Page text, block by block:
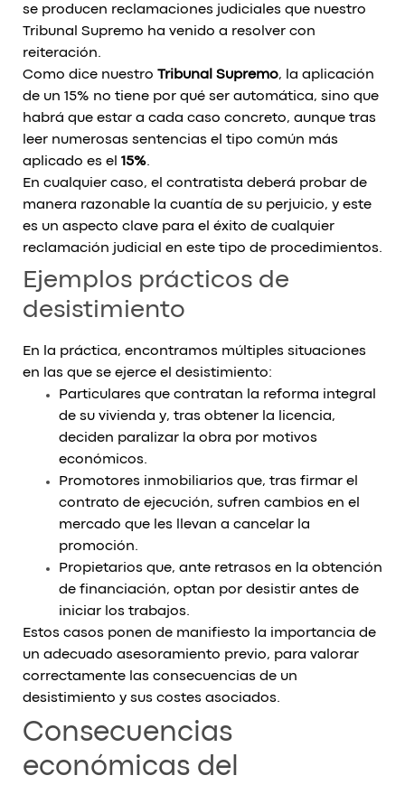
se producen reclamaciones judiciales que nuestro
Tribunal Supremo ha venido a resolver con
reiteración.
Como dice nuestro Tribunal Supremo, la aplicación
de un 15% no tiene por qué ser automática, sino que
habrá que estar a cada caso concreto, aunque tras
leer numerosas sentencias el tipo común más
aplicado es el 15%.
En cualquier caso, el contratista deberá probar de
manera razonable la cuantía de su perjuicio, y este
es un aspecto clave para el éxito de cualquier
reclamación judicial en este tipo de procedimientos.
Ejemplos prácticos de
desistimiento
En la práctica, encontramos múltiples situaciones
en las que se ejerce el desistimiento:
Particulares que contratan la reforma integral
de su vivienda y, tras obtener la licencia,
deciden paralizar la obra por motivos
económicos.
Promotores inmobiliarios que, tras firmar el
contrato de ejecución, sufren cambios en el
mercado que les llevan a cancelar la
promoción.
Propietarios que, ante retrasos en la obtención
de financiación, optan por desistir antes de
iniciar los trabajos.
Estos casos ponen de manifiesto la importancia de
un adecuado asesoramiento previo, para valorar
correctamente las consecuencias de un
desistimiento y sus costes asociados.
Consecuencias
económicas del